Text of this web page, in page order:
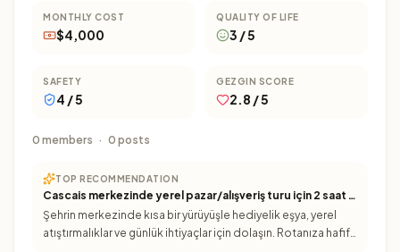
MONTHLY COST
$4,000
QUALITY OF LIFE
3 / 5
SAFETY
4 / 5
GEZGIN SCORE
2.8 / 5
0 members · 0 posts
TOP RECOMMENDATION
Cascais merkezinde yerel pazar/alışveriş turu için 2 saat ayırın
Şehrin merkezinde kısa bir yürüyüşle hediyelik eşya, yerel
atıştırmalıklar ve günlük ihtiyaçlar için dolaşın. Rotanıza hafif